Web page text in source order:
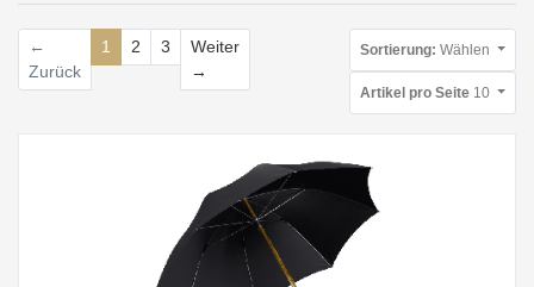
←
Zurück
1 2 3
Weiter
→
Sortierung: Wählen
Artikel pro Seite 10